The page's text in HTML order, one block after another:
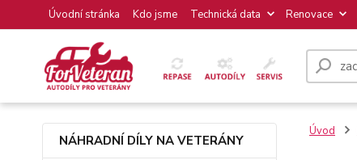
Úvodní stránka Kdo jsme Technická data Renovace
NÁHRADNÍ DÍLY NA VETERÁNY
Úvod